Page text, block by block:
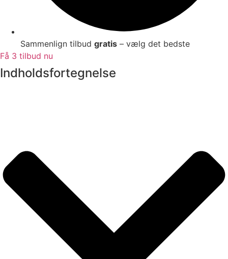
Sammenlign tilbud gratis – vælg det bedste
Få 3 tilbud nu
Indholdsfortegnelse